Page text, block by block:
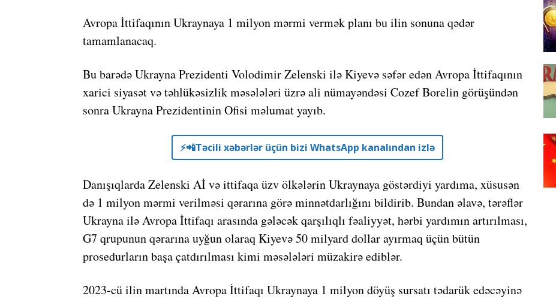
Avropa İttifaqının Ukraynaya 1 milyon mərmi vermək planı bu ilin sonuna qədər
tamamlanacaq.
Bu barədə Ukrayna Prezidenti Volodimir Zelenski ilə Kiyevə səfər edən Avropa İttifaqının
xarici siyasət və təhlükəsizlik məsələləri üzrə ali nümayəndəsi Cozef Borelin görüşündən
sonra Ukrayna Prezidentinin Ofisi məlumat yayıb.
⚡️📲Təcili xəbərlər üçün bizi WhatsApp kanalından izlə
Danışıqlarda Zelenski Aİ və ittifaqa üzv ölkələrin Ukraynaya göstərdiyi yardıma, xüsusən
də 1 milyon mərmi verilməsi qərarına görə minnətdarlığını bildirib. Bundan əlavə, tərəflər
Ukrayna ilə Avropa İttifaqı arasında gələcək qarşılıqlı fəaliyyət, hərbi yardımın artırılması,
G7 qrupunun qərarına uyğun olaraq Kiyevə 50 milyard dollar ayırmaq üçün bütün
prosedurların başa çatdırılması kimi məsələləri müzakirə ediblər.
2023-cü ilin martında Avropa İttifaqı Ukraynaya 1 milyon döyüş sursatı tədarük edəcəyinə